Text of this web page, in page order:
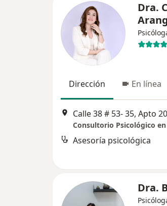
Dra.
Dirección En línea
Calle 38 # 53- 35, Apto
Asesoría psicológica
Dra.